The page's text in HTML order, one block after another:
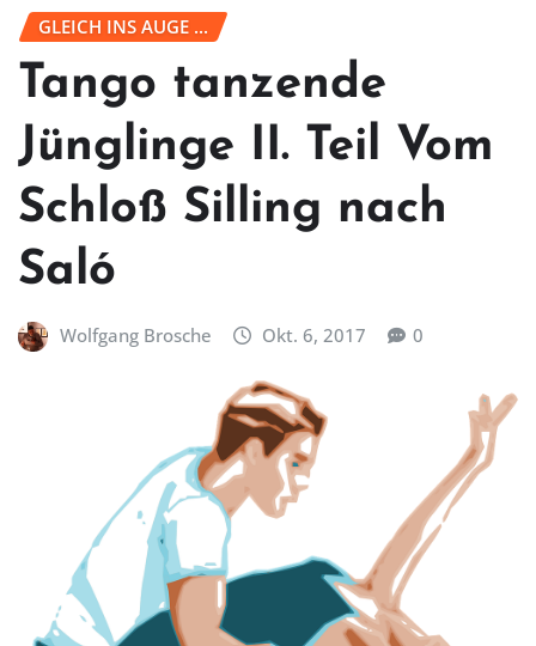
GLEICH INS AUGE ...
Tango tanzende
Jünglinge II. Teil Vom
Schloß Silling nach
Saló
Wolfgang Brosche Okt. 6, 2017 0